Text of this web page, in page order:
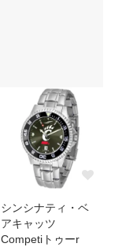
シンシナティ・ベ
アキャッツ
Competiトゥーr